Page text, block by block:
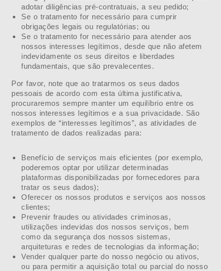
adotar diligências pré-contratuais, a seu pedido;
Se o tratamento for necessário para cumprir
obrigações legais ou regulatórias; ou
Se o tratamento for necessário para atender aos
nossos interesses legítimos, desde que não afetem
indevidamente os seus direitos e liberdades
fundamentais, que são prevalecentes.
Por favor, note que ao tratarmos os seus dados
pessoais de acordo com esta última justificativa,
procuraremos sempre manter um equilíbrio entre os
nossos interesses legítimos e a sua privacidade. São
exemplos de “interesses legítimos”, as atividades de
tratamento de dados realizadas para:
Benefício de serviços mais eficientes (por exemplo,
poderemos optar por utilizar determinadas
plataformas disponibilizadas por fornecedores para
tratar os seus dados);
Oferecer os nossos produtos e serviços aos nossos
clientes;
Prevenir fraudes ou atividades criminosas,
utilizações indevidas dos nossos serviços, bem
como da segurança dos nossos sistemas,
arquiteturas e redes de tecnologias da informação;
Vender qualquer parte do nosso negócio ou ativos,
ou para permitir a aquisição total ou parcial do nosso